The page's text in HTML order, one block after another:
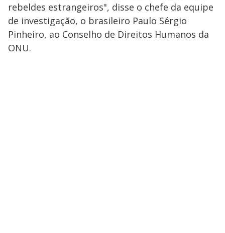
rebeldes estrangeiros", disse o chefe da equipe
de investigação, o brasileiro Paulo Sérgio
Pinheiro, ao Conselho de Direitos Humanos da
ONU.